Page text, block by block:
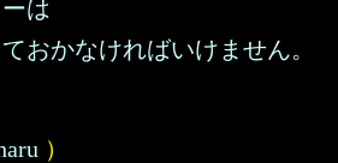
は
おかなければいけません。
）